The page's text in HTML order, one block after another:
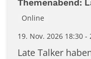
Themenabend:
Online
19. Nov. 2026 18:30 -
Late Talker